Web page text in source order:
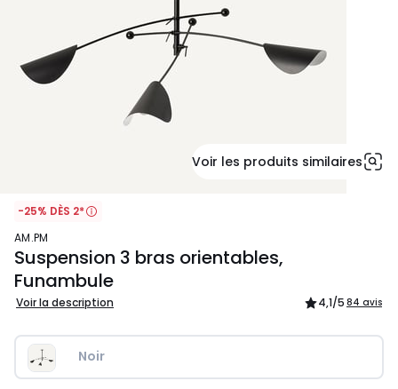
Voir les produits similaires
-25% DÈS 2*
AM.PM
Suspension 3 bras orientables,
Funambule
Voir la description 4,1/5 84 avis
Noir